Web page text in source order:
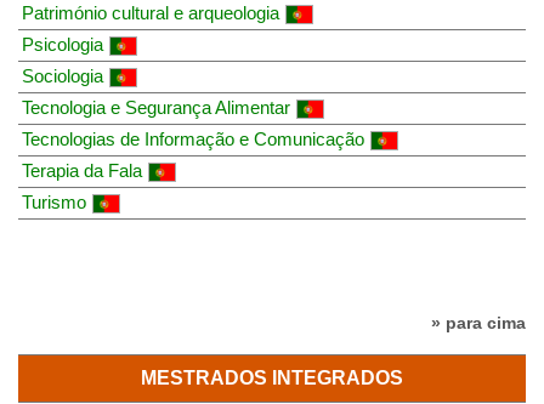
Património cultural e arqueologia
Psicologia
Sociologia
Tecnologia e Segurança Alimentar
Tecnologias de Informação e Comunicação
Terapia da Fala
Turismo
» para cima
MESTRADOS INTEGRADOS